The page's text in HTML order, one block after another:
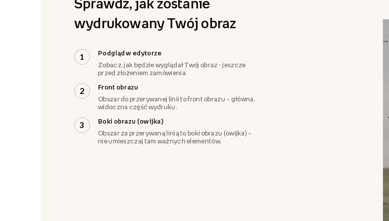
Sprawdź, jak zostanie
wydrukowany Twój obraz
1
Podgląd w edytorze
Zobacz, jak będzie wyglądał Twój obraz - jeszcze
przed złożeniem zamówienia.
2
Front obrazu
Obszar do przerywanej linii to front obrazu – główna,
widoczna część wydruku.
3
Boki obrazu (owijka)
Obszar za przerywaną linią to boki obrazu (owijka) –
nie umieszczaj tam ważnych elementów.